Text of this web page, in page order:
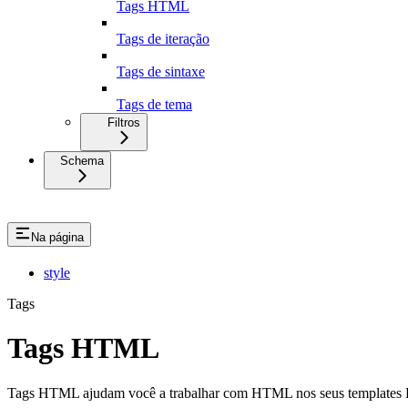
Tags HTML
Tags de iteração
Tags de sintaxe
Tags de tema
Filtros
Schema
Na página
style
Tags
Tags HTML
Tags HTML ajudam você a trabalhar com HTML nos seus templates